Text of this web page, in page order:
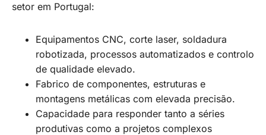
setor em Portugal:
Equipamentos CNC, corte laser, soldadura
robotizada, processos automatizados e controlo
de qualidade elevado.
Fabrico de componentes, estruturas e
montagens metálicas com elevada precisão.
Capacidade para responder tanto a séries
produtivas como a projetos complexos